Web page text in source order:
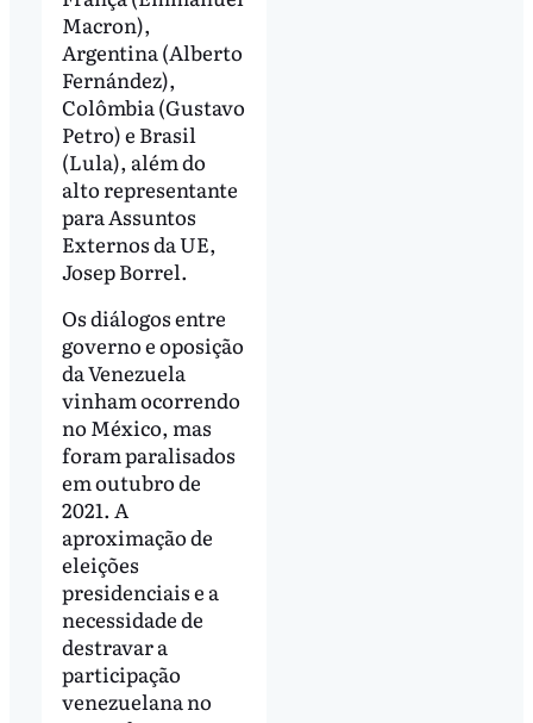
Macron),
Argentina (Alberto
Fernández),
Colômbia (Gustavo
Petro) e Brasil
(Lula), além do
alto representante
para Assuntos
Externos da UE,
Josep Borrel.
Os diálogos entre
governo e oposição
da Venezuela
vinham ocorrendo
no México, mas
foram paralisados
em outubro de
2021. A
aproximação de
eleições
presidenciais e a
necessidade de
destravar a
participação
venezuelana no